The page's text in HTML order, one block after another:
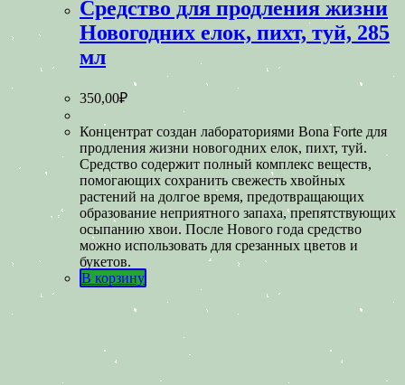
Средство для продления жизни
Новогодних елок, пихт, туй, 285
мл
350,00₽
Концентрат создан лабораториями Bona Forte для
продления жизни новогодних елок, пихт, туй.
Средство содержит полный комплекс веществ,
помогающих сохранить свежесть хвойных
растений на долгое время, предотвращающих
образование неприятного запаха, препятствующих
осыпанию хвои. После Нового года средство
можно использовать для срезанных цветов и
букетов.
В корзину